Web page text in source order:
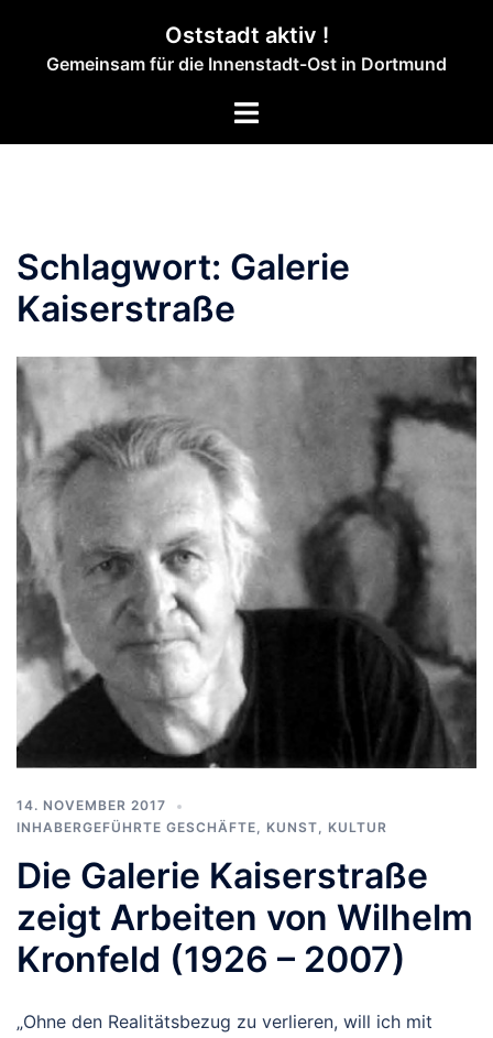
springen
Oststadt aktiv !
Gemeinsam für die Innenstadt-Ost in Dortmund
Menü
Schlagwort: Galerie
Kaiserstraße
14. NOVEMBER 2017
INHABERGEFÜHRTE GESCHÄFTE, KUNST, KULTUR
Die Galerie Kaiserstraße
zeigt Arbeiten von Wilhelm
Kronfeld (1926 – 2007)
„Ohne den Realitätsbezug zu verlieren, will ich mit